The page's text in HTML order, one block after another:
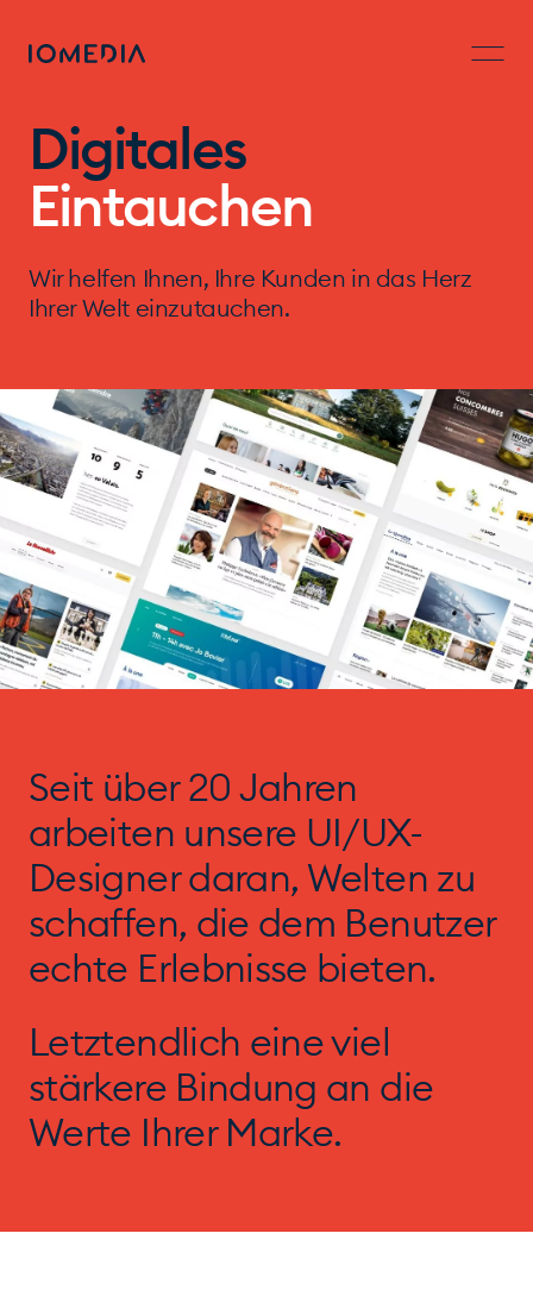
Digitales
Eintauchen
Wir helfen Ihnen, Ihre Kunden in das Herz
Ihrer Welt einzutauchen.
Seit über 20 Jahren
arbeiten unsere UI/UX-
Designer daran, Welten zu
schaffen, die dem Benutzer
echte Erlebnisse bieten.
Letztendlich eine viel
stärkere Bindung an die
Werte Ihrer Marke.